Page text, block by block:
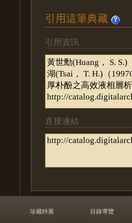
引用這筆典藏
引用資訊
直接連結
珍藏特展
目錄導覽